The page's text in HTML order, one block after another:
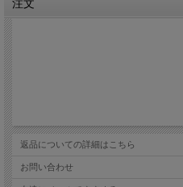
注文
返品についての詳細はこちら
お問い合わせ